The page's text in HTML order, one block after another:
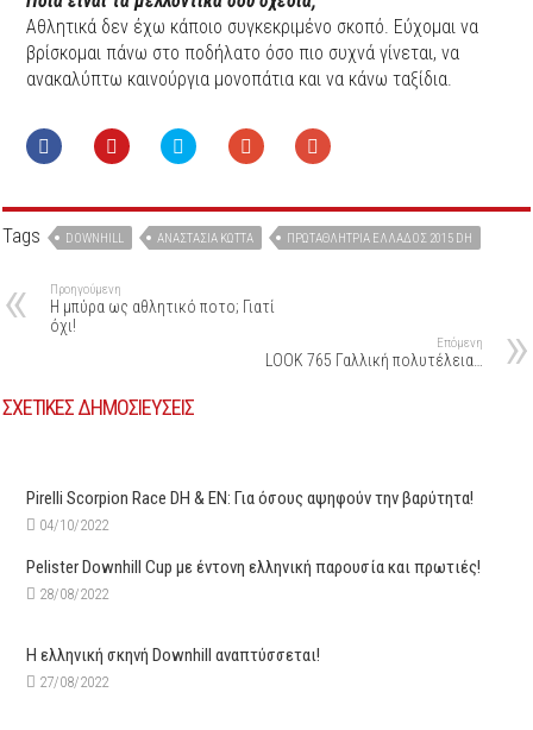
Αθλητικά δεν έχω κάποιο συγκεκριμένο σκοπό. Εύχομαι να
βρίσκομαι πάνω στο ποδήλατο όσο πιο συχνά γίνεται, να
ανακαλύπτω καινούργια μονοπάτια και να κάνω ταξίδια.
Tags DOWNHILL ΑΝΑΣΤΑΣΊΑ ΚΏΤΤΑ ΠΡΩΤΑΘΛΉΤΡΙΑ ΕΛΛΆΔΟΣ 2015 DH
Προηγούμενη
Η μπύρα ως αθλητικό ποτο; Γιατί
όχι!
Επόμενη
LOOK 765 Γαλλική πολυτέλεια…
ΣΧΕΤΙΚΕΣ ΔΗΜΟΣΙΕΥΣΕΙΣ
Pirelli Scorpion Race DH & EN: Για όσους αψηφούν την βαρύτητα!
04/10/2022
Pelister Downhill Cup με έντονη ελληνική παρουσία και πρωτιές!
28/08/2022
Η ελληνική σκηνή Downhill αναπτύσσεται!
27/08/2022